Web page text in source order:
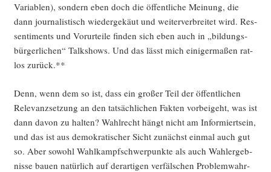
Varia­blen), son­dern eben doch die öffent­li­che Mei­nung, die
dann jour­na­lis­tisch wie­der­ge­käut und wei­ter­ver­brei­tet wird. Res­
sen­ti­ments und Vor­ur­tei­le fin­den sich eben auch in „bil­dungs­
bür­ger­li­chen“ Talk­shows. Und das lässt mich eini­ger­ma­ßen rat­
los zurück.**
Denn, wenn dem so ist, dass ein gro­ßer Teil der öffent­li­chen
Rele­vanz­set­zung an den tat­säch­li­chen Fak­ten vor­bei­geht, was ist
dann davon zu hal­ten? Wahl­recht hängt nicht am Infor­miert­sein,
und das ist aus demo­kra­ti­scher Sicht zunächst ein­mal auch gut
so. Aber sowohl Wahl­kampf­schwer­punk­te als auch Wahl­er­geb­
nis­se bau­en natür­lich auf der­ar­ti­gen ver­fäl­schen Pro­blem­wahr­